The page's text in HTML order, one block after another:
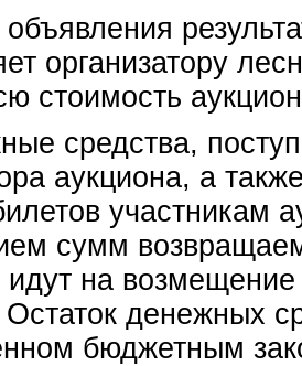
организатору
стоимость
средства,
аукциона, а
участникам
сумм
идут на
денежных
бюджетным